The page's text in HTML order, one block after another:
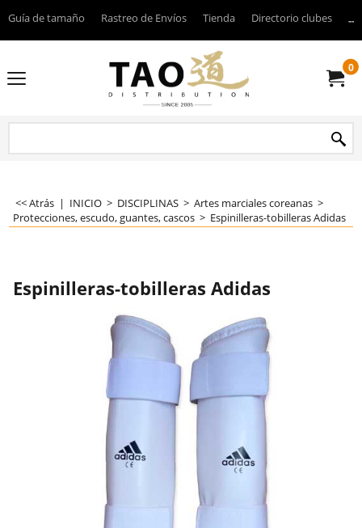
Guía de tamaño Rastreo de Envíos Tienda Directorio clubes
0
<< Atrás | INICIO > DISCIPLINAS > Artes marciales coreanas >
Protecciones, escudo, guantes, cascos > Espinilleras-tobilleras Adidas
Espinilleras-tobilleras Adidas